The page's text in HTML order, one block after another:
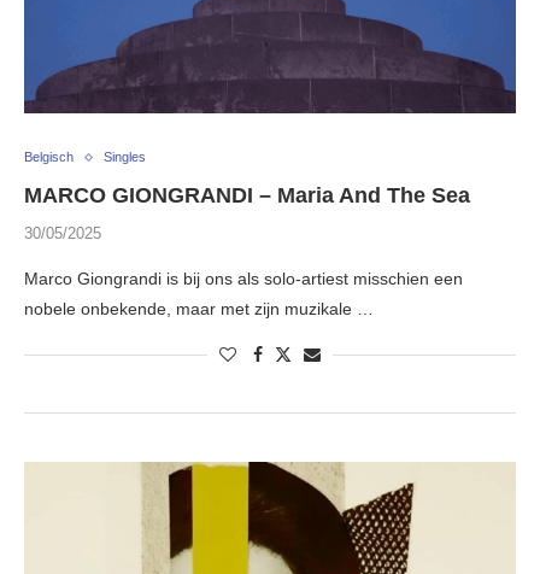
Belgisch Singles
MARCO GIONGRANDI – Maria And The Sea
30/05/2025
Marco Giongrandi is bij ons als solo-artiest misschien een
nobele onbekende, maar met zijn muzikale …